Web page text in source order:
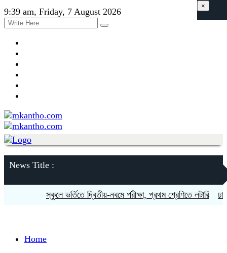
9:39 am, Friday, 7 August 2026
News Title :
স্কুলে ভর্তিতে দ্বিতীয়-নবমে পরীক্ষা, প্রথম শ্রেণিতে লটারি ঢাকায়
×
Home